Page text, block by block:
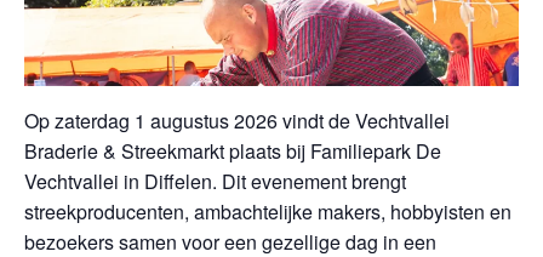
Op zaterdag 1 augustus 2026 vindt de Vechtvallei
Braderie & Streekmarkt plaats bij Familiepark De
Vechtvallei in Diffelen. Dit evenement brengt
streekproducenten, ambachtelijke makers, hobbyisten en
bezoekers samen voor een gezellige dag in een